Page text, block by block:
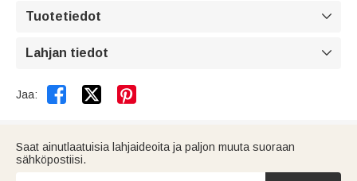
Tuotetiedot 
Lahjan tiedot 
Jaa:  
Saat ainutlaatuisia lahjaideoita ja paljon muuta suoraan
sähköpostiisi.